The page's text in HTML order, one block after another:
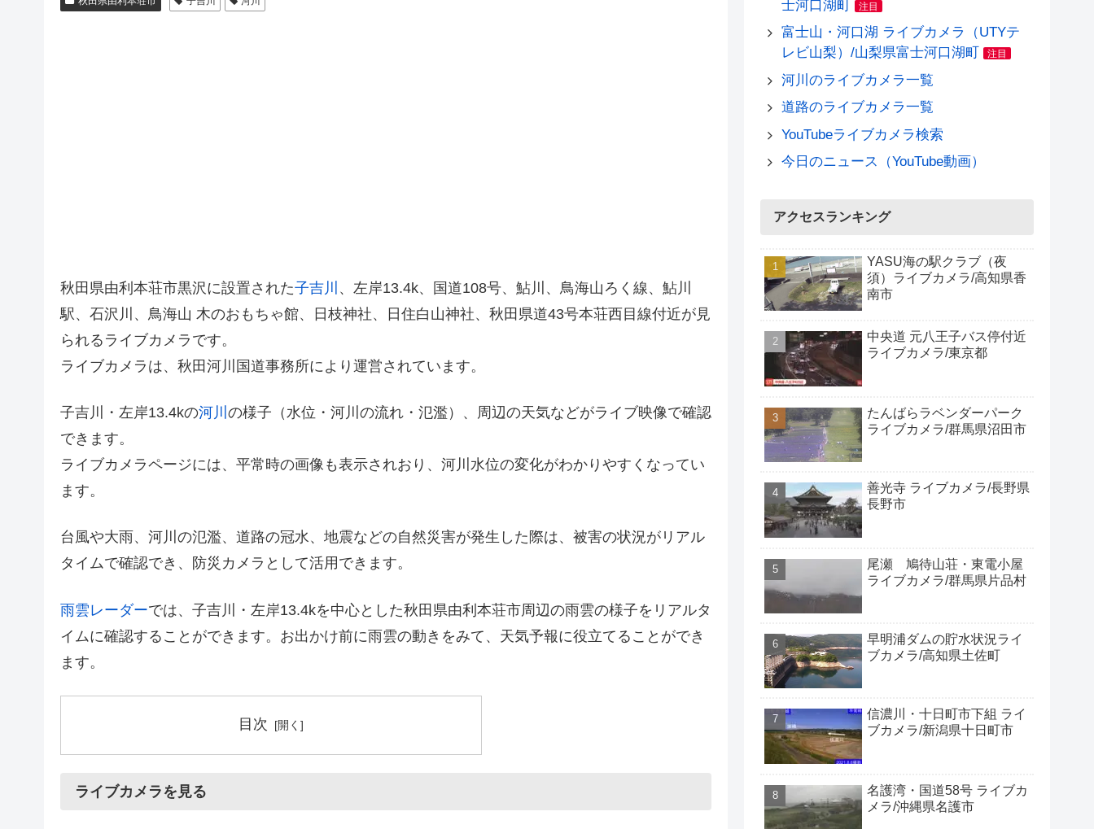
秋田県由利本荘市黒沢に設置された子吉川 、左岸13.4k、国道108号、鮎川、鳥海山ろく線、鮎川
駅、石沢川、鳥海山 木のおもちゃ館、日枝神社、日住白山神社、秋田県道43号本荘西目線付近が見
られるライブカメラです。
ライブカメラは、秋田河川国道事務所により運営されています。
子吉川・左岸13.4kの河川 の様子（水位・河川の流れ・氾濫）、周辺の天気などがライブ映像で確認
できます。
ライブカメラページには、平常時の画像も表示されおり、河川水位の変化がわかりやすくなってい
ます。
台風や大雨、河川の氾濫、道路の冠水、地震などの自然災害が発生した際は、被害の状況がリアル
タイムで確認でき、防災カメラとして活用できます。
雨雲レーダーでは、子吉川・左岸13.4kを中心とした秋田県由利本荘市周辺の雨雲の様子をリアルタ
イムに確認することができます。お出かけ前に雨雲の動きをみて、天気予報に役立てることができ
ます。
目次
ライブカメラを見る
士河口湖町 注目
富士山・河口湖 ライブカメラ（UTYテ
レビ山梨）/山梨県富士河口湖町
注目
河川のライブカメラ一覧
道路のライブカメラ一覧
YouTubeライブカメラ検索
今日のニュース（YouTube動画）
アクセスランキング
YASU海の駅クラブ（夜
須）ライブカメラ/高知県香
南市
中央道 元八王子バス停付近
ライブカメラ/東京都
たんばらラベンダーパーク
ライブカメラ/群馬県沼田市
善光寺 ライブカメラ/長野県
長野市
尾瀬 鳩待山荘・東電小屋
ライブカメラ/群馬県片品村
早明浦ダムの貯水状況ライ
ブカメラ/高知県土佐町
信濃川・十日町市下組 ライ
ブカメラ/新潟県十日町市
名護湾・国道58号 ライブカ
メラ/沖縄県名護市